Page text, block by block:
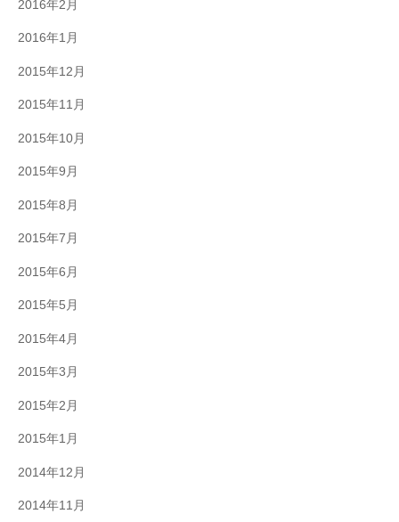
2016年2月
2016年1月
2015年12月
2015年11月
2015年10月
2015年9月
2015年8月
2015年7月
2015年6月
2015年5月
2015年4月
2015年3月
2015年2月
2015年1月
2014年12月
2014年11月